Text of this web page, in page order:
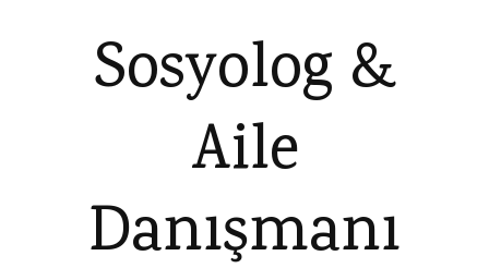
Sosyolog &
Aile
Danışmanı